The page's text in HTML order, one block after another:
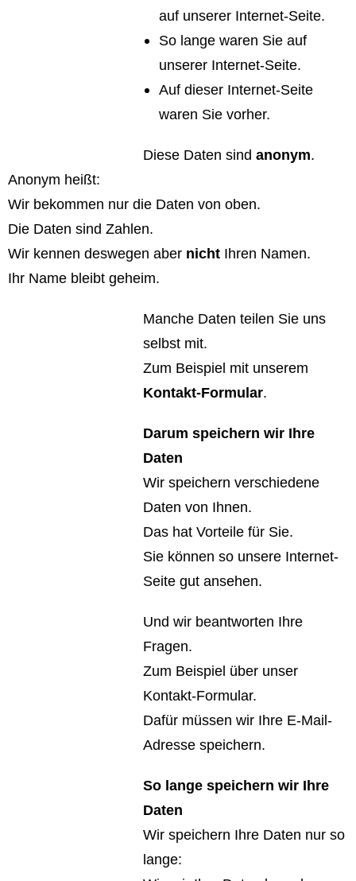
auf unserer Internet-Seite.
So lange waren Sie auf
unserer Internet-Seite.
Auf dieser Internet-Seite
waren Sie vorher.
Diese Daten sind anonym.
Anonym heißt:
Wir bekommen nur die Daten von oben.
Die Daten sind Zahlen.
Wir kennen deswegen aber nicht Ihren Namen.
Ihr Name bleibt geheim.
Manche Daten teilen Sie uns
selbst mit.
Zum Beispiel mit unserem
Kontakt-Formular.
Darum speichern wir Ihre
Daten
Wir speichern verschiedene
Daten von Ihnen.
Das hat Vorteile für Sie.
Sie können so unsere Internet-
Seite gut ansehen.
Und wir beantworten Ihre
Fragen.
Zum Beispiel über unser
Kontakt-Formular.
Dafür müssen wir Ihre E-Mail-
Adresse speichern.
So lange speichern wir Ihre
Daten
Wir speichern Ihre Daten nur so
lange: